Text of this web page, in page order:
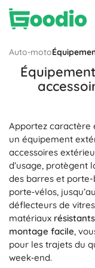
Auto-moto
Apportez caractère
un équipement
accessoires
d’usage, protègent
des barres et
porte‑vélos,
déflecteurs de
matériaux résistants
montage facile,
pour les trajets du
week‑end.